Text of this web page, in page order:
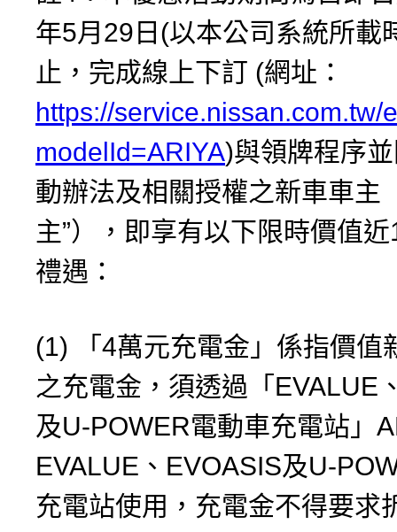
年5月29日(以本公司系統所載
止，完成線上下訂 (網址：
https://service.nissan.com.tw/
modelId=ARIYA)與領牌程序
動辦法及相關授權之新車車主
主”），即享有以下限時價值
禮遇：
(1) 「4萬元充電金」係指價值
之充電金，須透過「EVALUE
及U-POWER電動車充電站」
EVALUE、EVOASIS及U-
充電站使用，充電金不得要求